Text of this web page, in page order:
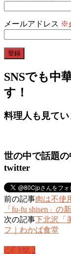
メールアドレス ※
SNSでも中
す！
料理人も見て
世の中で話題
twitter
前の記事肉は不使
「fu-fu shisen」の
次の記事下北沢「
フ｜わかば食堂
関連記事